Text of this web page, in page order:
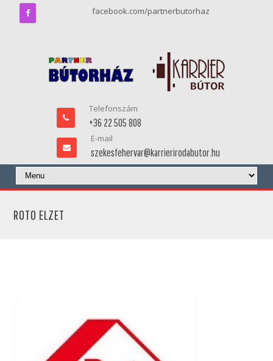
facebook.com/partnerbutorhaz
Telefonszám
+36 22 505 808
E-mail
szekesfehervar@karrierirodabutor.hu
ROTO ELZET